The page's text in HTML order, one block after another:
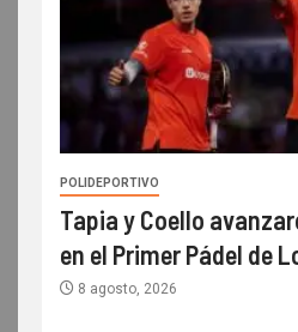
POLIDEPORTIVO
Tapia y Coello
en el Primer Pádel de
8 agosto, 2026